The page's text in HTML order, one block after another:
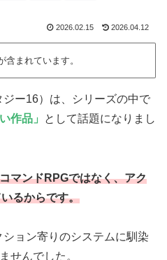
2026.02.15 2026.04.12
含まれています。
ー16）は、シリーズの中で
作品」
として話題になりまし
マンドRPGではなく、アク
るからです。
ョン寄りのシステムに馴染
せんでした。